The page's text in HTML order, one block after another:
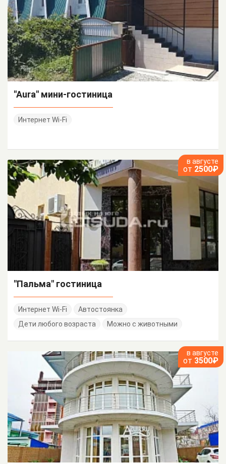
"Aura" мини-гостиница
Интернет Wi-Fi
в августе
от 2500₽
"Пальма" гостиница
Интернет Wi-Fi
Автостоянка
Дети любого возраста
Можно с животными
в августе
от 3500₽